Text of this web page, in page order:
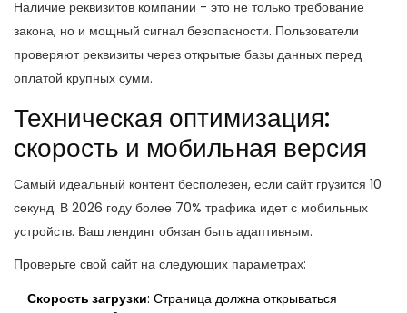
Наличие реквизитов компании - это не только требование
закона, но и мощный сигнал безопасности. Пользователи
проверяют реквизиты через открытые базы данных перед
оплатой крупных сумм.
Техническая оптимизация:
скорость и мобильная версия
Самый идеальный контент бесполезен, если сайт грузится 10
секунд. В 2026 году более 70% трафика идет с мобильных
устройств. Ваш лендинг обязан быть адаптивным.
Проверьте свой сайт на следующих параметрах:
Скорость загрузки: Страница должна открываться